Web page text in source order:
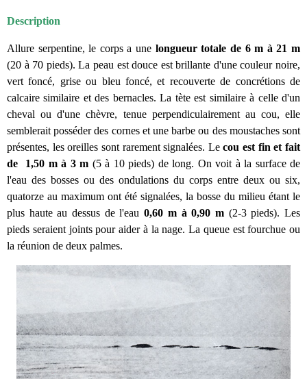
Description
Allure serpentine, le corps a une longueur totale de 6 m à 21 m
(20 à 70 pieds). La peau est douce est brillante d'une couleur noire,
vert foncé, grise ou bleu foncé, et recouverte de concrétions de
calcaire similaire et des bernacles. La tète est similaire à celle d'un
cheval ou d'une chèvre, tenue perpendiculairement au cou, elle
semblerait posséder des cornes et une barbe ou des moustaches sont
présentes, les oreilles sont rarement signalées. Lecou est fin et fait
de 1,50 m à 3 m (5 à 10 pieds) de long. On voit à la surface de
l'eau des bosses ou des ondulations du corps entre deux ou six,
quatorze au maximum ont été signalées, la bosse du milieu étant le
plus haute au dessus de l'eau0,60 m à 0,90 m (2-3 pieds). Les
pieds seraient joints pour aider à la nage. La queue est fourchue ou
la réunion de deux palmes.